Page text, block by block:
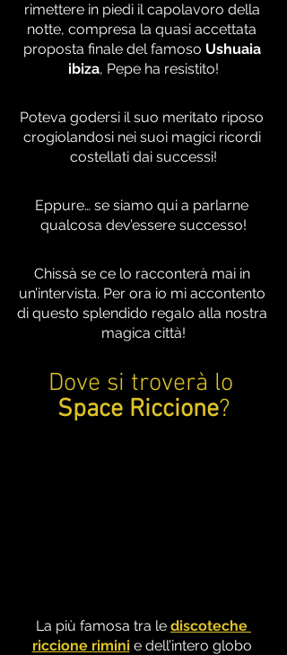
rimettere in piedi il capolavoro della
notte, compresa la quasi accettata
proposta finale del famoso Ushuaia
ibiza, Pepe ha resistito!
Poteva godersi il suo meritato riposo
crogiolandosi nei suoi magici ricordi
costellati dai successi!
Eppure… se siamo qui a parlarne
qualcosa dev’essere successo!
Chissà se ce lo racconterà mai in
un’intervista. Per ora io mi accontento
di questo splendido regalo alla nostra
magica città!
Dove si troverà lo
Space Riccione?
La più famosa tra le discoteche
riccione rimini e dell’intero globo